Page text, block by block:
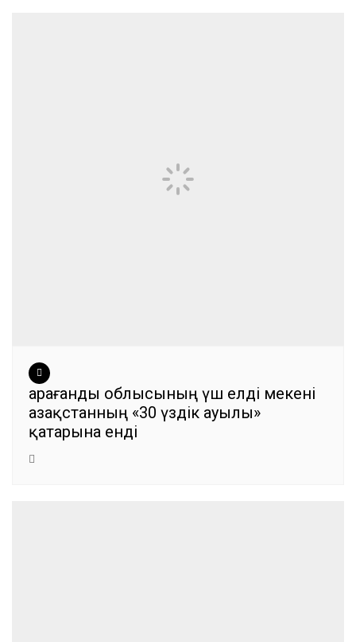
Қарағанды облысының үш елді мекені
Қазақстанның «30 үздік ауылы»
қатарына енді